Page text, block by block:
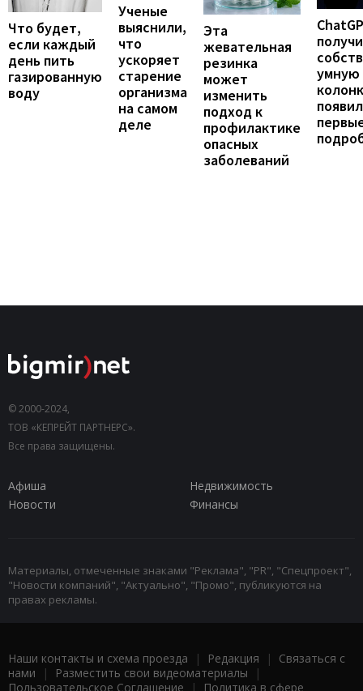
Что будет,
если каждый
день пить
газированную
воду
Ученые
выяснили,
что
ускоряет
старение
организма
на самом
деле
Эта
жевательная
резинка
может
изменить
подход к
профилактике
опасных
заболеваний
умную
© 2000-2024,
ТОВ «КЕПРЕЙТ ПАРТНЕРС».
Все права защищены.
Афиша
Недвижимость
Новости
Финансы
Материалы, отмеченные знаками "Реклама", "PR", "Спецпроект",
"Новости компаний", "Актуально", "Промо", публикуются на
правах рекламы.
Наши контакты и схема проезда | Редакция | Связаться с
нами | Разместить свои видеоматериалы |
Пользовательское Соглашение | Политика в сфере